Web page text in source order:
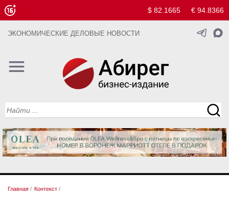
$ 82.1665 € 94.8366
ЭКОНОМИЧЕСКИЕ ДЕЛОВЫЕ НОВОСТИ
Главная / Контекст /